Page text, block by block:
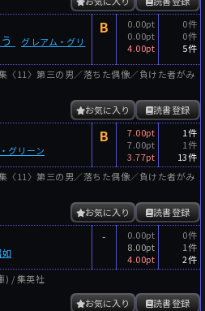
絞り込みリセット
グレアム・グリ
B
0.00pt
0.00pt
4.00pt
0件
0件
5件
〈11〉第三の男／落ちた偶像／負けた者がみ
読書登録
お気に入り
グリーン
B
7.00pt
7.00pt
3.77pt
1件
1件
13件
〈11〉第三の男／落ちた偶像／負けた者がみ
読書登録
お気に入り
如
-
0.00pt
8.00pt
4.00pt
0件
1件
2件
) / 集英社
読書登録
お気に入り